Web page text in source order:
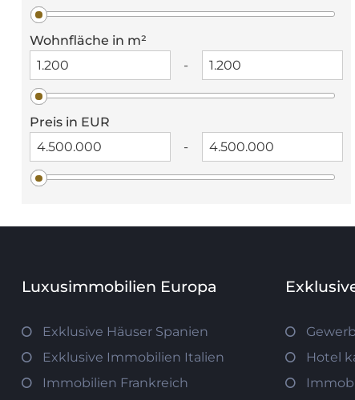
Wohnfläche in m²
-
Preis in EUR
-
Luxusimmobilien Europa
Exklusive Häuser Spanien
Exklusive Immobilien Italien
Immobilien Frankreich
Hotel